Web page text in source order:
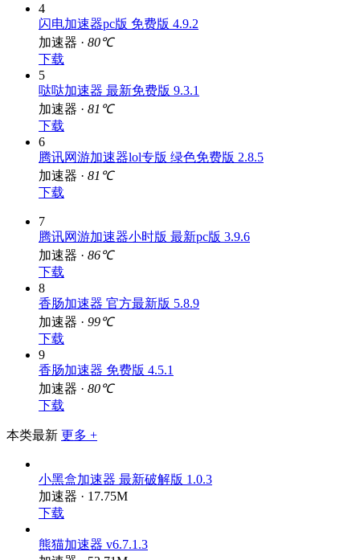
4
闪电加速器pc版 免费版 4.9.2
加速器 ·
下载
5
哒哒加速器 最新免费版 9.3.1
加速器 ·
下载
6
腾讯网游加速器lol专版 绿色免费版 2.8.5
加速器 ·
7
腾讯网游加速器小时版 最新pc版 3.9.6
加速器 ·
下载
8
香肠加速器 官方最新版 5.8.9
加速器 ·
下载
9
香肠加速器 免费版 4.5.1
加速器 ·
下载
小黑盒加速器 最新破解版 1.0.3
加速器 · 17.75M
下载